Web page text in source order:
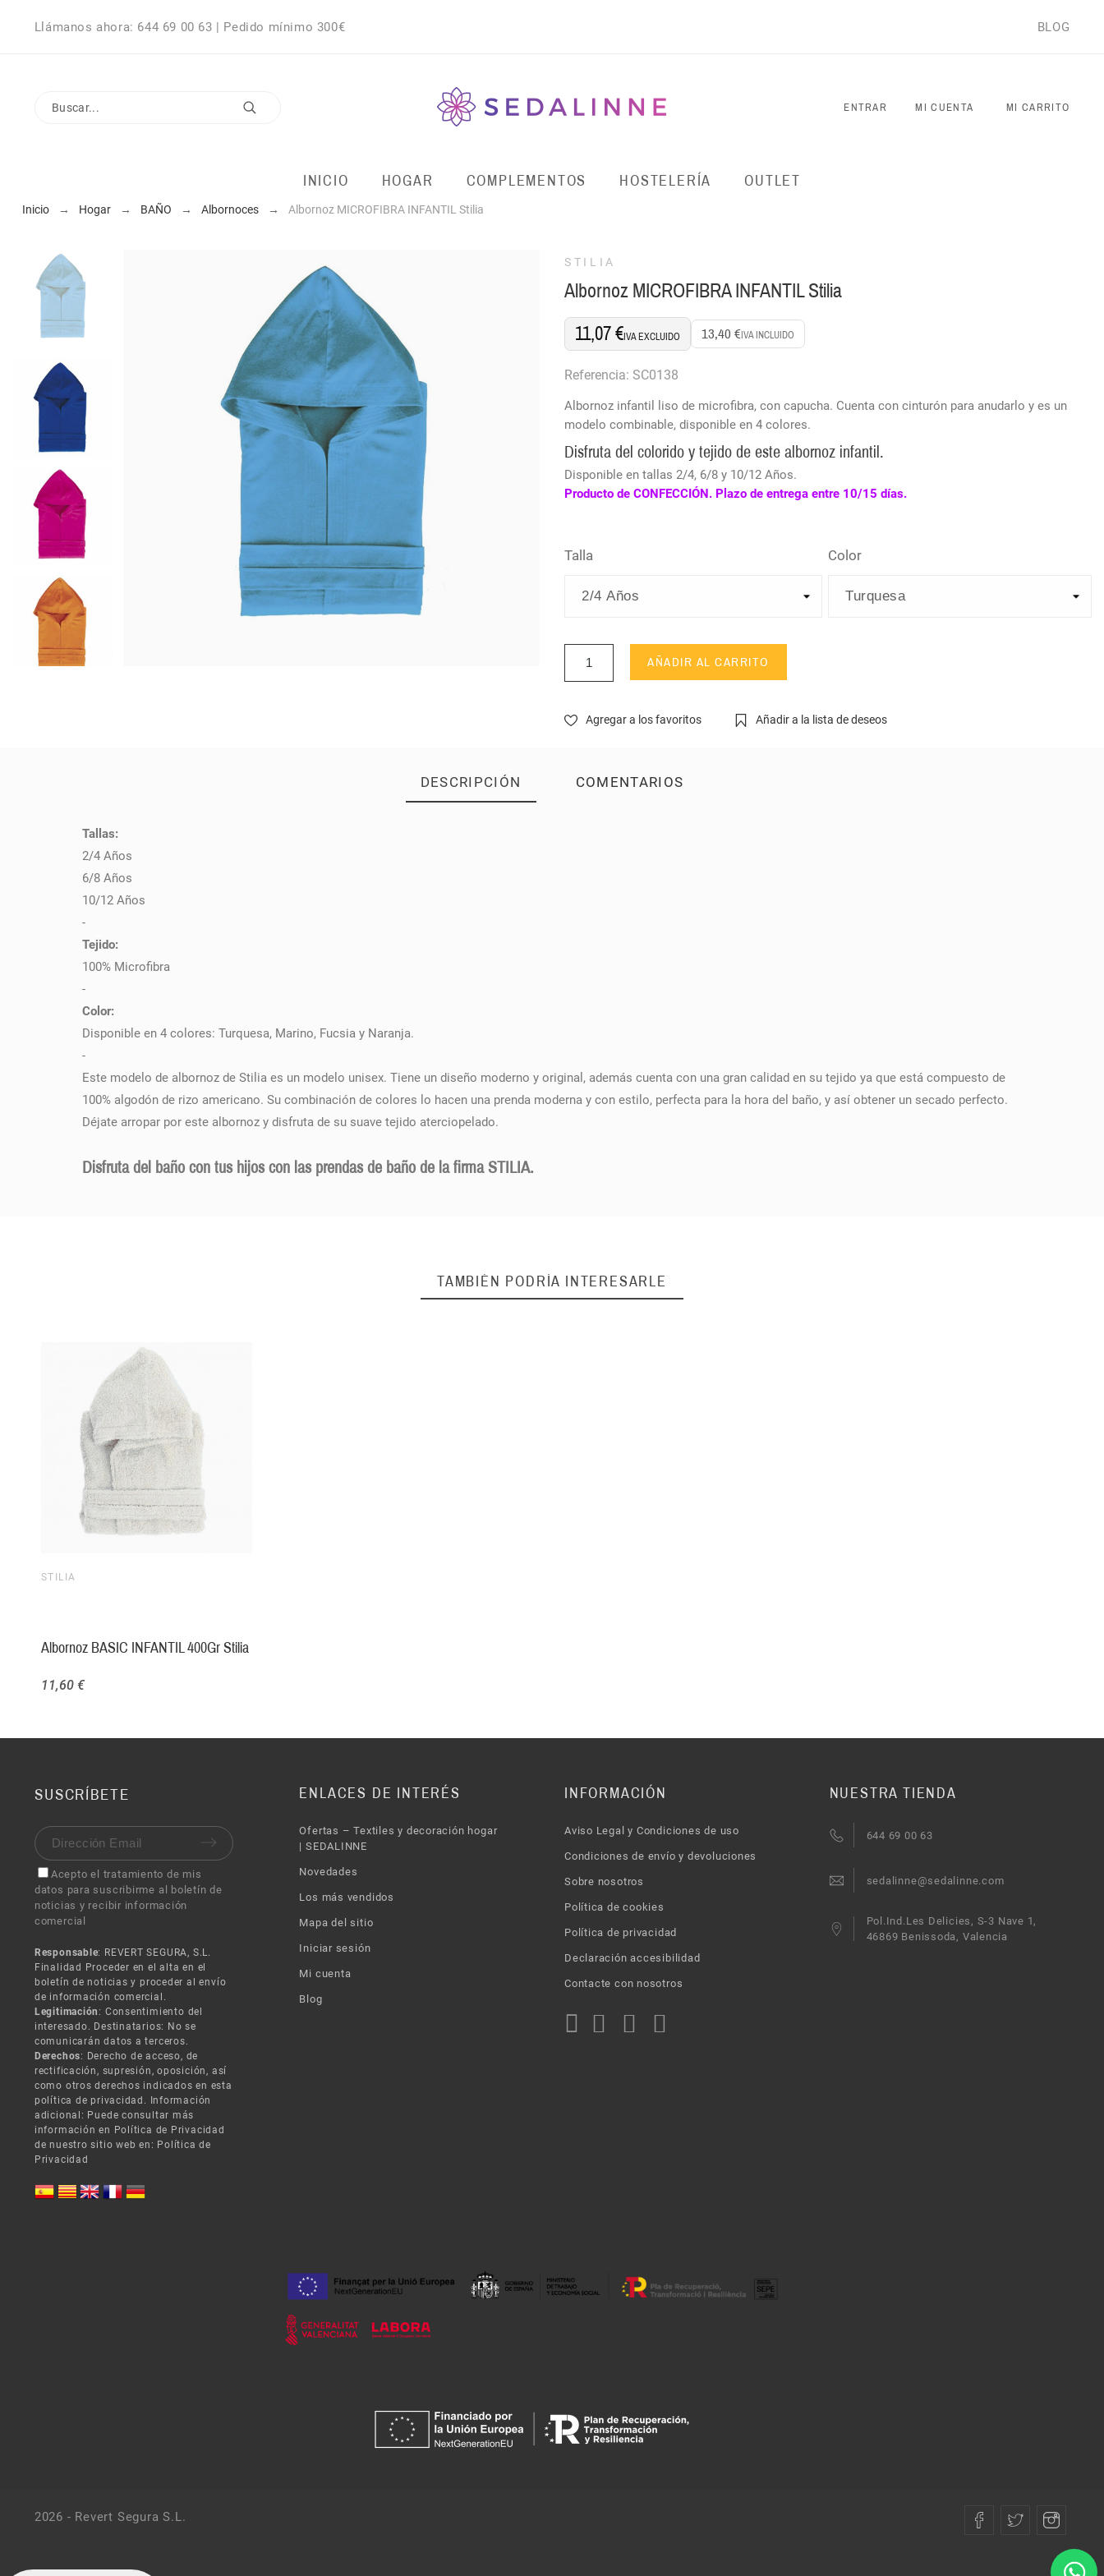
Llámanos ahora: 644 69 00 63 | Pedido mínimo 300€ BLOG
ENTRAR MI CUENTA MI CARRITO
INICIO HOGAR COMPLEMENTOS HOSTELERÍA OUTLET
Inicio Hogar BAÑO Albornoces Albornoz MICROFIBRA INFANTIL Stilia
STILIA
Albornoz MICROFIBRA INFANTIL Stilia
11,07 € IVA EXCLUIDO 13,40 € IVA INCLUIDO
Referencia: SC0138
Albornoz infantil liso de microfibra, con capucha. Cuenta con cinturón para anudarlo y es un
modelo combinable, disponible en 4 colores.
Disfruta del colorido y tejido de este albornoz infantil.
Disponible en tallas 2/4, 6/8 y 10/12 Años.
Producto de CONFECCIÓN. Plazo de entrega entre 10/15 días.
Talla Color
AÑADIR AL CARRITO
Agregar a los favoritos Añadir a la lista de deseos
DESCRIPCIÓN COMENTARIOS
Tallas:
2/4 Años
6/8 Años
10/12 Años
-
Tejido:
100% Microfibra
-
Color:
Disponible en 4 colores: Turquesa, Marino, Fucsia y Naranja.
-
Este modelo de albornoz de Stilia es un modelo unisex. Tiene un diseño moderno y original, además cuenta con una gran calidad en su tejido ya que está compuesto de
100% algodón de rizo americano. Su combinación de colores lo hacen una prenda moderna y con estilo, perfecta para la hora del baño, y así obtener un secado perfecto.
Déjate arropar por este albornoz y disfruta de su suave tejido aterciopelado.
Disfruta del baño con tus hijos con las prendas de baño de la firma STILIA.
PULSE AQUÍ PARA DEJAR SU OPINIÓN
TAMBIÉN PODRÍA INTERESARLE
STILIA
Albornoz BASIC INFANTIL 400Gr Stilia
11,60 €
SUSCRÍBETE
Acepto el tratamiento de mis
datos para suscribirme al boletín de
noticias y recibir información
comercial
Responsable: REVERT SEGURA, S.L.
Finalidad Proceder en el alta en el
boletín de noticias y proceder al envío
de información comercial.
Legitimación : Consentimiento del
interesado. Destinatarios: No se
comunicarán datos a terceros.
Derechos: Derecho de acceso, de
rectificación, supresión, oposición, así
como otros derechos indicados en esta
política de privacidad. Información
adicional: Puede consultar más
información en Política de Privacidad
de nuestro sitio web en: Política de
Privacidad
ENLACES DE INTERÉS
Ofertas – Textiles y decoración hogar
| SEDALINNE
Novedades
Los más vendidos
Mapa del sitio
Iniciar sesión
Mi cuenta
Blog
INFORMACIÓN
Aviso Legal y Condiciones de uso
Condiciones de envío y devoluciones
Sobre nosotros
Política de cookies
Política de privacidad
Declaración accesibilidad
Contacte con nosotros
NUESTRA TIENDA
644 69 00 63
sedalinne@sedalinne.com
Pol.Ind.Les Delicies, S-3 Nave 1,
46869 Benissoda, Valencia
2026 - Revert Segura S.L.